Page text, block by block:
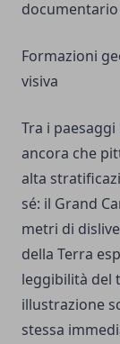
Formazioni
visiva
Tra i
ancora che
alta
sé: il Grand
metri di
della Terra
leggibilità del
illustrazione
stessa